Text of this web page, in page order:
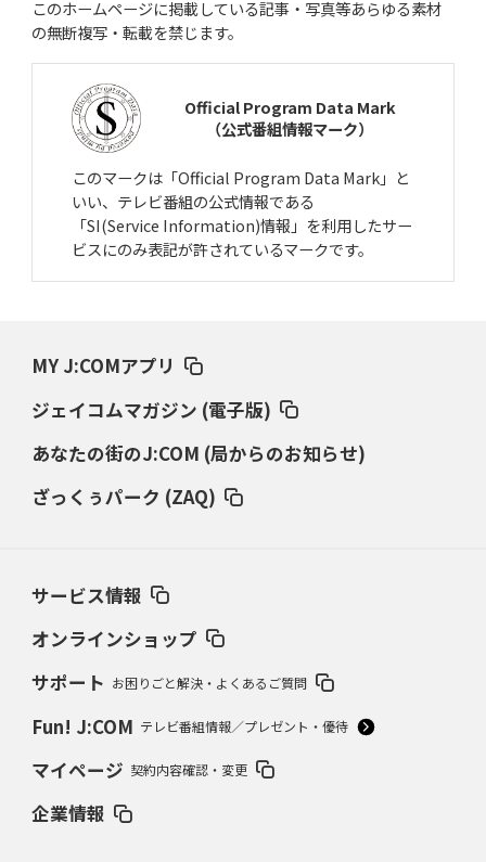
このホームページに掲載している記事・写真等あらゆる素材
の無断複写・転載を禁じます。
Official Program Data Mark
（公式番組情報マーク）
このマークは「Official Program Data Mark」と
いい、テレビ番組の公式情報である
「SI(Service Information)情報」を利用したサー
ビスにのみ表記が許されているマークです。
MY J:COMアプリ
ジェイコムマガジン (電子版)
あなたの街のJ:COM (局からのお知らせ)
ざっくぅパーク (ZAQ)
サービス情報
オンラインショップ
サポート お困りごと解決・よくあるご質問
Fun! J:COM テレビ番組情報／プレゼント・優待
マイページ 契約内容確認・変更
企業情報